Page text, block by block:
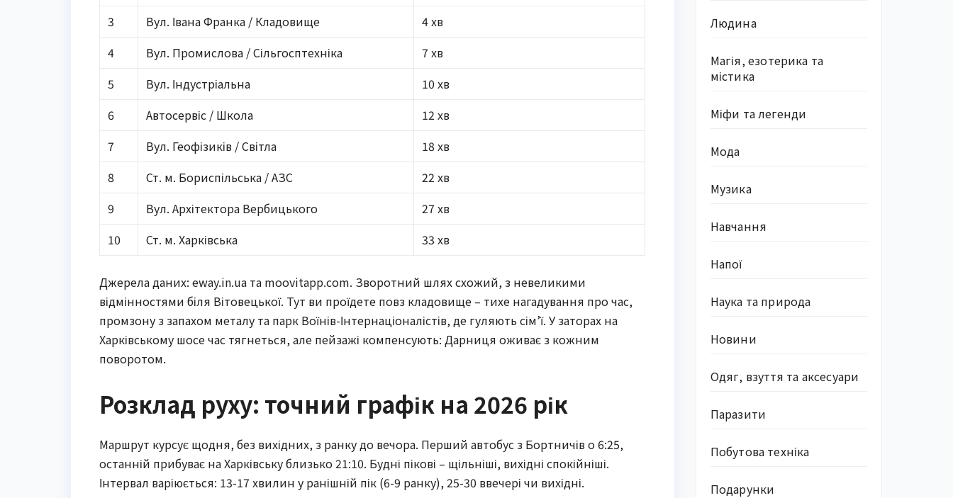
3
Вул. Івана Франка / Кладовище
4 хв
4
Вул. Промислова / Сільгосптехніка
7 хв
5
Вул. Індустріальна
10 хв
6
Автосервіс / Школа
12 хв
7
Вул. Геофізиків / Світла
18 хв
8
Ст. м. Бориспільська / АЗС
22 хв
9
Вул. Архітектора Вербицького
27 хв
10
Ст. м. Харківська 33 хв
Джерела даних: eway.in.ua та moovitapp.com. Зворотний шлях схожий, з невеликими
відмінностями біля Вітовецької. Тут ви проїдете повз кладовище – тихе нагадування про час,
промзону з запахом металу та парк Воїнів-Інтернаціоналістів, де гуляють сім’ї. У заторах на
Харківському шосе час тягнеться, але пейзажі компенсують: Дарниця оживає з кожним
поворотом.
Розклад руху: точний графік на 2026 рік
Маршрут курсує щодня, без вихідних, з ранку до вечора. Перший автобус з Бортничів о 6:25,
останній прибуває на Харківську близько 21:10. Будні пікові – щільніші, вихідні спокійніші.
Інтервал варіюється: 13-17 хвилин у ранішній пік (6-9 ранку), 25-30 ввечері чи вихідні.
Людина
Магія, езотерика та
містика
Міфи та легенди
Мода
Музика
Навчання
Напої
Наука та природа
Новини
Одяг, взуття та аксесуари
Паразити
Побутова техніка
Подарунки